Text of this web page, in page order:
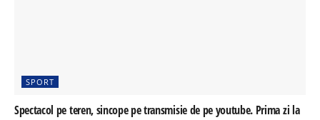
SPORT
Spectacol pe teren, sincope pe transmisie de pe youtube. Prima zi la